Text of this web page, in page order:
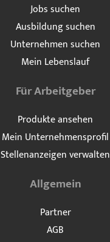
Jobs suchen
Ausbildung suchen
Unternehmen suchen
Mein Lebenslauf
Für Arbeitgeber
Produkte ansehen
Mein Unternehmensprofil
Stellenanzeigen verwalten
Allgemein
Partner
AGB